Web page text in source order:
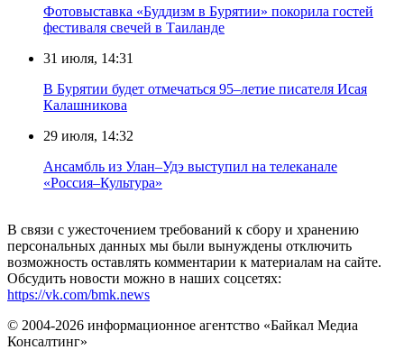
Фотовыставка «Буддизм в Бурятии» покорила гостей
фестиваля свечей в Таиланде
31 июля, 14:31
В Бурятии будет отмечаться 95–летие писателя Исая
Калашникова
29 июля, 14:32
Ансамбль из Улан–Удэ выступил на телеканале
«Россия–Культура»
В связи с ужесточением требований к сбору и хранению
персональных данных мы были вынуждены отключить
возможность оставлять комментарии к материалам на сайте.
Обсудить новости можно в наших соцсетях:
https://vk.com/bmk.news
© 2004-2026 информационное агентство «Байкал Медиа
Консалтинг»